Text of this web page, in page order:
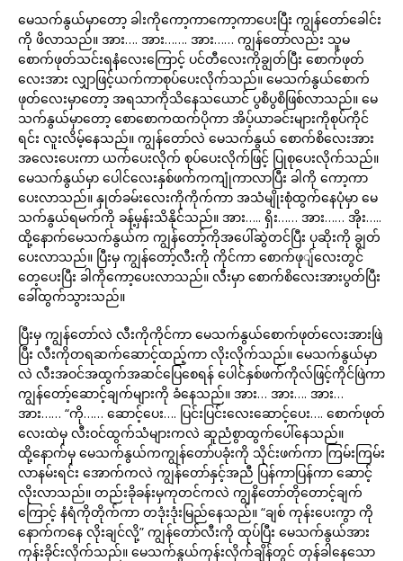
မေသက်နွယ်မှာတော့ ခါးကိုကော့ကာကော့ကာပေးပြီး ကျွန်တော်ခေါင်း
ကို ဖိလာသည်။ အား…. အား……. အား…… ကျွန်တော်လည်း သူမ
စောက်ဖုတ်သင်းရနံလေးကြောင့် ပင်တီလေးကိုချွတ်ပြီး စောက်ဖုတ်
လေးအား လျှာဖြင့်ယက်ကာစုပ်ပေးလိုက်သည်။ မေသက်နွယ်စောက်
ဖုတ်လေးမှာတော့ အရသာကိုသိနေသယောင် ပွစိပွစိဖြစ်လာသည်။ မေ
သက်နွယ်မှာတော့ စောစောကထက်ပိုကာ အိပ့်ယာခင်းများကိုစုပ်ကိုင်
ရင်း လူးလိမ့်နေသည်။ ကျွန်တော်လဲ မေသက်နွယ် စောက်စိလေးအား
အလေးပေးကာ ယက်ပေးလိုက် စုပ်ပေးလိုက်ဖြင့် ပြုစုပေးလိုက်သည်။
မေသက်နွယ်မှာ ပေါင်လေးနှစ်ဖက်ကကျုံကာလာပြီး ခါကို ကော့ကာ
ပေးလာသည်။ နှုတ်ခမ်းလေးကိုကိုက်ကာ အသံမျိုးစုံထွက်နေပုံမှာ မေ
သက်နွယ်ရမက်ကို ခန့်မှန်းသိနိုင်သည်။ အား….. ရှိး…… အား…… အိုး…..
ထို့နောက်မေသက်နွယ်က ကျွန်တော့်ကိုအပေါ်ဆွဲတင်ပြီး ပုဆိုးကို ချွတ်
ပေးလာသည်။ ပြီးမှ ကျွန်တော့်လီးကို ကိုင်ကာ စောက်ဖုျ်လေးတွင်
တေ့ပေးပြီး ခါကိုကော့ပေးလာသည်။ လီးမှာ စောက်စိလေးအားပွတ်ပြီး
ခေါ်ထွက်သွားသည်။
ပြီးမှ ကျွန်တော်လဲ လီးကိုကိုင်ကာ မေသက်နွယ်စောက်ဖုတ်လေးအားဖြဲ
ပြီး လီးကိုတရဆက်ဆောင့်ထည့်ကာ လိုးလိုက်သည်။ မေသက်နွယ်မှာ
လဲ လီးအဝင်အထွက်အဆင်ပြေစေရန် ပေါင်နှစ်ဖက်ကိုလ်ဖြင့်ကိုင်ဖြဲကာ
ကျွန်တော့်ဆောင့်ချက်များကို ခံနေသည်။ အား… အား…. အား…
အား…… “ကို…… ဆောင့်ပေး…. ပြင်းပြင်းလေးဆောင့်ပေး…. စောက်ဖုတ်
လေးထဲမှ လီးဝင်ထွက်သံများကလဲ ဆူညံစွာထွက်ပေါ်နေသည်။
ထို့နောက်မှ မေသက်နွယ်ကကျွန်တော်ပခုံးကို သိုင်းဖက်ကာ ကြမ်းကြမ်း
လာနမ်းရင်း အောက်ကလဲ ကျွန်တော်နှင့်အညီ ပြန်ကာပြန်ကာ ဆောင့်
လိုးလာသည်။ တည်းခိုခန်းမှကုတင်ကလဲ ကျွနိတော်တိုတောင့်ချက်
ကြောင့် နံရံကိုတိုက်ကာ တဒုံးဒုံးမြည်နေသည်။ “ချစ် ကုန်းပေးကွာ ကို
နောက်ကနေ လိုးချင်လို့” ကျွန်တော်လီးကို ထုပ်ပြီး မေသက်နွယ်အား
ကုန်းခိုင်းလိုက်သည်။ မေသက်နွယ်ကုန်းလိုက်ချိန်တွင် တုန်ခါနေသော